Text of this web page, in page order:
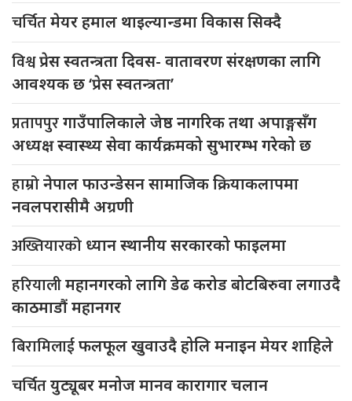
चर्चितमेयर हमाल थाइल्यान्डमा विकास सिक्दै
विश्वप्रेस स्वतन्त्रता दिवस- वातावरण संरक्षणका लागि
आवश्यक छ ‘प्रेस स्वतन्त्रता’
प्रतापपुरगाउँपालिकाले जेष्ठ नागरिक तथा अपाङ्गसँग
अध्यक्ष स्वास्थ्य सेवा कार्यक्रमको सुभारम्भ गरेको छ
हाम्रोनेपाल फाउन्डेसन सामाजिक क्रियाकलापमा
नवलपरासीमै अग्रणी
अख्तियारको ध्यान स्थानीय सरकारको फाइलमा
हरियालीमहानगरको लागि डेढ करोड बोटबिरुवा लगाउदै
काठमाडौं महानगर
बिरामिलाईफलफूल खुवाउदै होलि मनाइन मेयर शाहिले
चर्चितयुट्यूबर मनोज मानव कारागार चलान